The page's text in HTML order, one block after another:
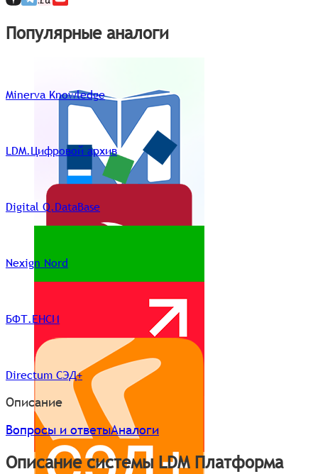
Популярные аналоги
Minerva Knowledge
LDM.Цифровой архив
Digital Q.DataBase
Nexign Nord
БФТ.ЕНСИ
Directum СЭД+
Описание
Вопросы и ответыАналоги
Описание системы LDM Платформа